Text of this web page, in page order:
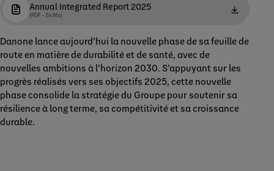
Annual Integrated Report 2025
(PDF - 24 Mo)
Danone lance aujourd’hui la nouvelle phase de sa feuille de
route en matière de durabilité et de santé, avec de
nouvelles ambitions à l’horizon 2030. S’appuyant sur les
progrès réalisés vers ses objectifs 2025, cette nouvelle
phase consolide la stratégie du Groupe pour soutenir sa
résilience à long terme, sa compétitivité et sa croissance
durable.